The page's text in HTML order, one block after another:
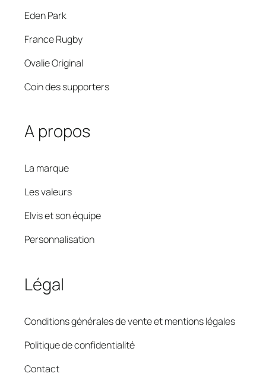
Eden Park
France Rugby
Ovalie Original
Coin des supporters
A propos
La marque
Les valeurs
Elvis et son équipe
Personnalisation
Légal
Conditions générales de vente et mentions légales
Politique de confidentialité
Contact